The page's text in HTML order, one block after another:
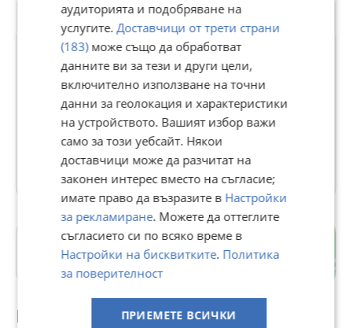
Тракторпартц ЕООД
В Bazar.BG от 04 февруари 2014г.
Последно активен 04 август в 01:12 ч.
32 Обяви
гр. Дулово
Силистра
Препоръчани за теб
аудиторията и подобряване на
услугите.Доставчици от трети страни
(183)може също да обработват
данните ви за тези и други цели,
включително използване на точни
данни за геолокация и характеристики
на устройството. Вашият избор важи
само за този уебсайт. Някои
доставчици може да разчитат на
законен интерес вместо на съгласие;
имате право да възразите в Настройки
за рекламиране. Можете да оттеглите
съгласието си по всяко време в
Настройки на бисквитките. Политика
за поверителност
ПРИЕМЕТЕ ВСИЧКИ